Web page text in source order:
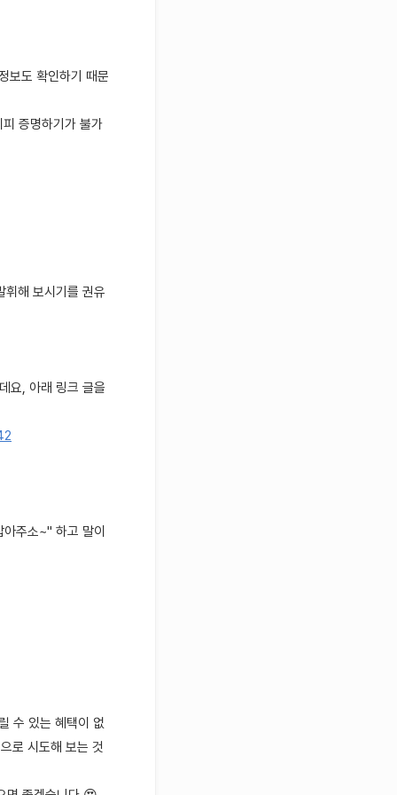
보도 확인하기 때문
증명하기가 불가
휘해 보시기를 권유
요, 아래 링크 글을
주소~" 하고 말이
수 있는 혜택이 없
로 시도해 보는 것